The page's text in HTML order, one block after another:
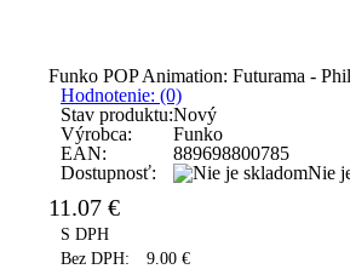
Funko POP Animation: Futurama -
Hodnotenie: (0)
Stav produktu:Nový
Výrobca:
Funko
EAN:
889698800785
Dostupnosť:
Nie
11.07 €
S DPH
Bez DPH:
9.00 €